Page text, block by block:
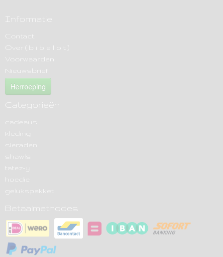
Informatie
Contact
Over ( b i b e l o t )
Voorwaarden
Nieuwsbrief
Herroeping
Categorieën
cadeaus
kleding
sieraden
shawls
tatez-y
hoedie
gelukspakket
Betaalmethodes